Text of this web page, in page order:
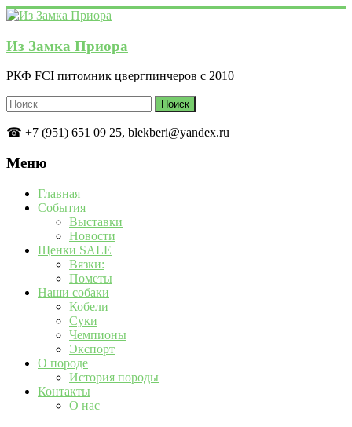
Перейти
содержимому
Из Замка Приора
РКФ FCI питомник цвергпинчеров с 2010
☎ +7 (951) 651 09 25, blekberi@yandex.ru
Меню
Главная
События
Выставки
Новости
Щенки SALE
Вязки:
Пометы
Наши собаки
Кобели
Суки
Чемпионы
Экспорт
О породе
История породы
Контакты
О нас